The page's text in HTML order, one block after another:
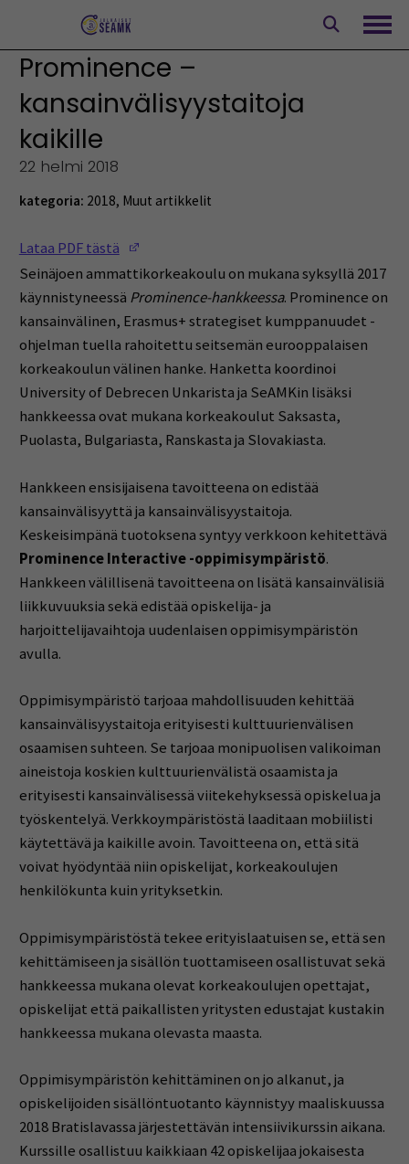
Prominence –
kansainvälisyystaitoja
kaikille
22 helmi 2018
kategoria: 2018, Muut artikkelit
Lataa PDF tästä
Seinäjoen ammattikorkeakoulu on mukana syksyllä 2017
käynnistyneessä Prominence-hankkeessa. Prominence on
kansainvälinen, Erasmus+ strategiset kumppanuudet -
ohjelman tuella rahoitettu seitsemän eurooppalaisen
korkeakoulun välinen hanke. Hanketta koordinoi
University of Debrecen Unkarista ja SeAMKin lisäksi
hankkeessa ovat mukana korkeakoulut Saksasta,
Puolasta, Bulgariasta, Ranskasta ja Slovakiasta.
Hankkeen ensisijaisena tavoitteena on edistää
kansainvälisyyttä ja kansainvälisyystaitoja.
Keskeisimpänä tuotoksena syntyy verkkoon kehitettävä
Prominence Interactive -oppimisympäristö.
Hankkeen välillisenä tavoitteena on lisätä kansainvälisiä
liikkuvuuksia sekä edistää opiskelija- ja
harjoittelijavaihtoja uudenlaisen oppimisympäristön
avulla.
Oppimisympäristö tarjoaa mahdollisuuden kehittää
kansainvälisyystaitoja erityisesti kulttuurienvälisen
osaamisen suhteen. Se tarjoaa monipuolisen valikoiman
aineistoja koskien kulttuurienvälistä osaamista ja
erityisesti kansainvälisessä viitekehyksessä opiskelua ja
työskentelyä. Verkkoympäristöstä laaditaan mobiilisti
käytettävä ja kaikille avoin. Tavoitteena on, että sitä
voivat hyödyntää niin opiskelijat, korkeakoulujen
henkilökunta kuin yrityksetkin.
Oppimisympäristöstä tekee erityislaatuisen se, että sen
kehittämiseen ja sisällön tuottamiseen osallistuvat sekä
hankkeessa mukana olevat korkeakoulujen opettajat,
opiskelijat että paikallisten yritysten edustajat kustakin
hankkeessa mukana olevasta maasta.
Oppimisympäristön kehittäminen on jo alkanut, ja
opiskelijoiden sisällöntuotanto käynnistyy maaliskuussa
2018 Bratislavassa järjestettävän intensiivikurssin aikana.
Kurssille osallistuu kaikkiaan 42 opiskelijaa jokaisesta